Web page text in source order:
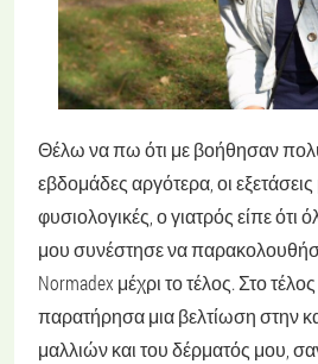
Θέλω να πω ότι με βοήθησαν
εβδομάδες αργότερα, οι
φυσιολογικές, ο γιατρός είπε ότι
μου συνέστησε να
Normadex μέχρι το τέλος. Στο
παρατήρησα μια βελτίωση στην
μαλλιών και του δέρματός μου,